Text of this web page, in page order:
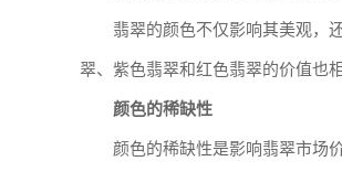
翡翠的颜色不仅影响其美观，
翠、紫色翡翠和红色翡翠的价值也
颜色的稀缺性
颜色的稀缺性是影响翡翠市场